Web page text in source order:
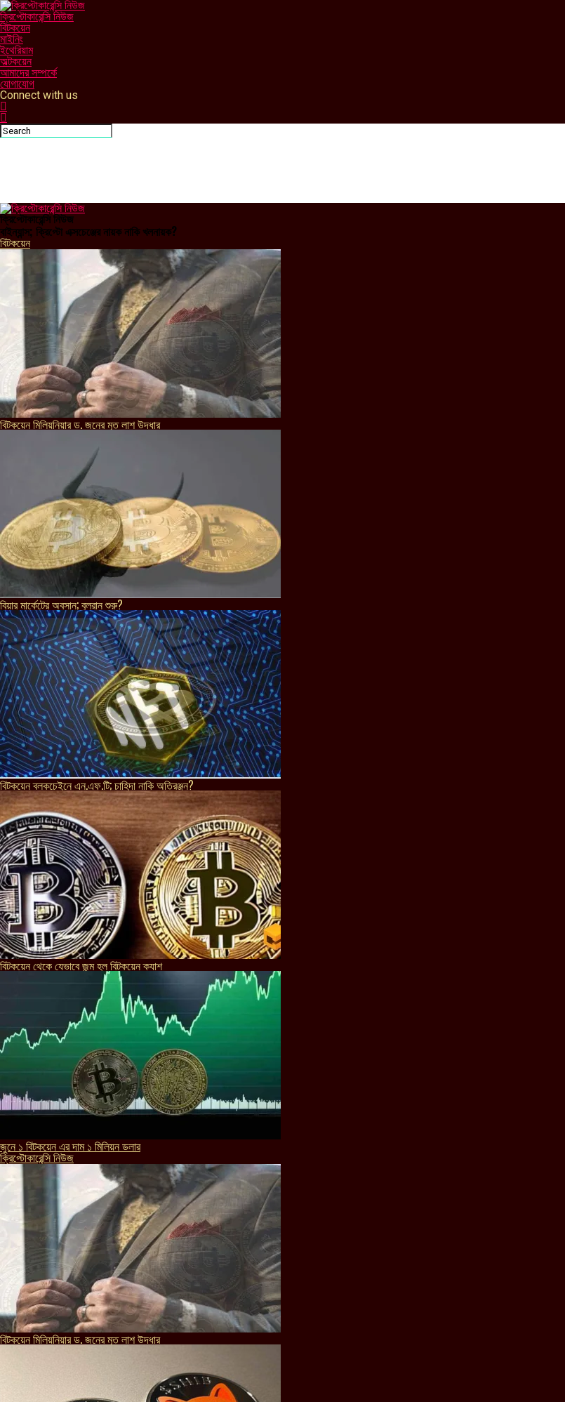
ক্রিপ্টোকারেন্সি নিউজ
বিটকয়েন
মাইনিং
ইথেরিয়াম
অল্টকয়েন
আমাদের সম্পর্কে
যোগাযোগ
Connect with us
ক্রিপ্টোকারেন্সি নিউজ
বাইন্যান্স; ক্রিপ্টো এক্সচেঞ্জের নায়ক নাকি খলনায়ক?
বিটকয়েন
বিটকয়েন মিলিয়নিয়ার ড. জনের মৃত লাশ উদ্ধার
বিয়ার মার্কেটের অবসান; বুলরান শুরু?
বিটকয়েন ব্লকচেইনে এন.এফ.টি; চাহিদা নাকি অতিরঞ্জন?
বিটকয়েন থেকে যেভাবে জন্ম হল বিটকয়েন ক্যাশ
জুনে ১ বিটকয়েন এর দাম ১ মিলিয়ন ডলার
ক্রিপ্টোকারেন্সি নিউজ
বিটকয়েন মিলিয়নিয়ার ড. জনের মৃত লাশ উদ্ধার